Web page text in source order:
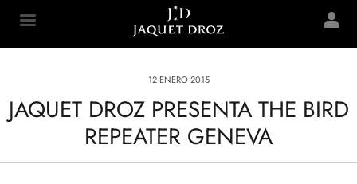
content
Jaquet Droz
12 ENERO 2015
JAQUET DROZ PRESENTA THE BIRD
REPEATER GENEVA